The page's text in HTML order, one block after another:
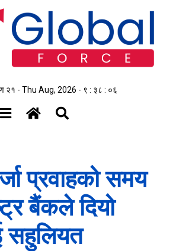
२१ - Thu Aug, 2026 - ९ : ३८ : ०६
प्रवाहको समय
बैंकले दियो
सहुलियत